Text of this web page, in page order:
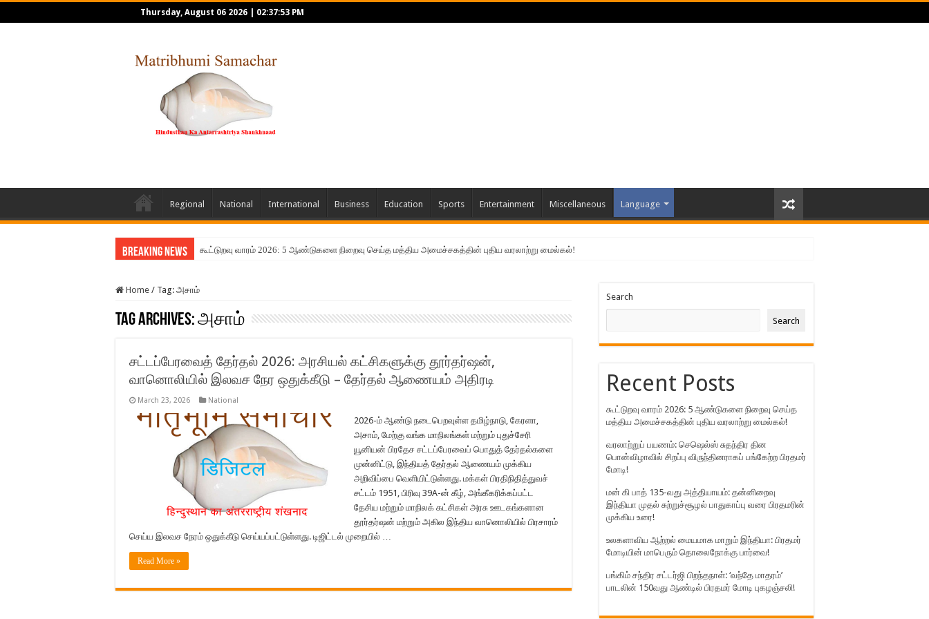
Thursday, August 06 2026 02:37:53 PM
Regional National International Business Education Sports Entertainment Miscellaneous Language
Breaking News கூட்டுறவு வாரம் 2026: 5 ஆண்டுகளை நிறைவு செய்த மத்திய அமைச்சகத்தின் புதிய வரலாற்று மைல்கல்!
Home / Tag: அசாம்
Tag Archives:அசாம்
சட்டப்பேரவைத் தேர்தல் 2026: அரசியல் கட்சிகளுக்கு தூர்தர்ஷன்,
வானொலியில் இலவச நேர ஒதுக்கீடு – தேர்தல் ஆணையம் அதிரடி
March 23, 2026 National
2026-ம் ஆண்டு நடைபெறவுள்ள தமிழ்நாடு, கேரளா,
அசாம், மேற்கு வங்க மாநிலங்கள் மற்றும் புதுச்சேரி
யூனியன் பிரதேச சட்டப்பேரவைப் பொதுத் தேர்தல்களை
முன்னிட்டு, இந்தியத் தேர்தல் ஆணையம் முக்கிய
அறிவிப்பை வெளியிட்டுள்ளது. மக்கள் பிரதிநிதித்துவச்
சட்டம் 1951, பிரிவு 39A-ன் கீழ், அங்கீகரிக்கப்பட்ட
தேசிய மற்றும் மாநிலக் கட்சிகள் அரசு ஊடகங்களான
தூர்தர்ஷன் மற்றும் அகில இந்திய வானொலியில் பிரசாரம்
செய்ய இலவச நேரம் ஒதுக்கீடு செய்யப்பட்டுள்ளது. டிஜிட்டல் முறையில் …
Read More »
Search
Search
Recent Posts
கூட்டுறவு வாரம் 2026: 5 ஆண்டுகளை நிறைவு செய்த
மத்திய அமைச்சகத்தின் புதிய வரலாற்று மைல்கல்!
வரலாற்றுப் பயணம்: செஷெல்ஸ் சுதந்திர தின
பொன்விழாவில் சிறப்பு விருந்தினராகப் பங்கேற்ற பிரதமர்
மோடி!
மன் கி பாத் 135-வது அத்தியாயம்: தன்னிறைவு
இந்தியா முதல் சுற்றுச்சூழல் பாதுகாப்பு வரை பிரதமரின்
முக்கிய உரை!
உலகளாவிய ஆற்றல் மையமாக மாறும் இந்தியா: பிரதமர்
மோடியின் மாபெரும் தொலைநோக்கு பார்வை!
பங்கிம் சந்திர சட்டர்ஜி பிறந்தநாள்: ‘வந்தே மாதரம்’
பாடலின் 150வது ஆண்டில் பிரதமர் மோடி புகழஞ்சலி!